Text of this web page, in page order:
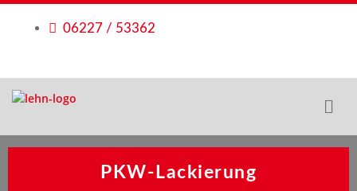
06227 / 53362
PKW-Lackierung